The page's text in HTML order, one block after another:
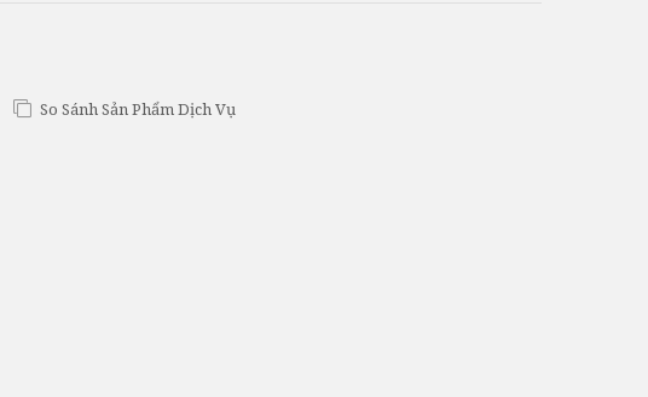
So Sánh Sản Phẩm Dịch Vụ